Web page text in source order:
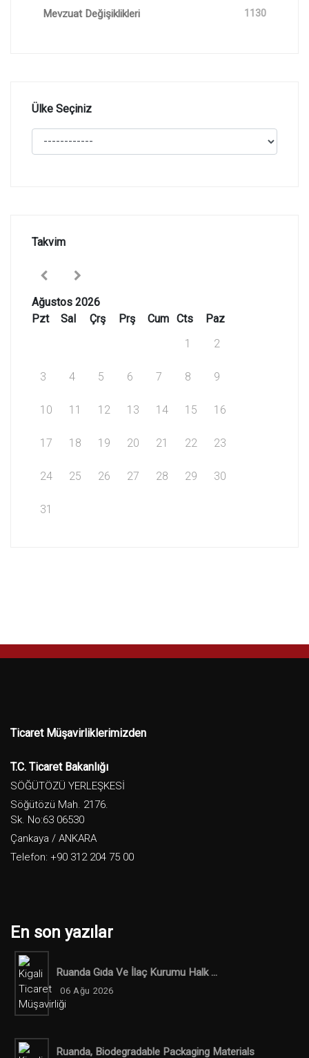
Mevzuat Değişiklikleri 1130
Ülke Seçiniz
Takvim
Ağustos 2026
Pzt
Sal Çrş Prş Cum Cts
Paz
1
2
3 4 5 6 7 8 9
10 11 12 13 14 15 16
17 18 19 20 21 22 23
24 25 26 27 28 29 30
31
Ticaret Müşavirliklerimizden
T.C. Ticaret Bakanlığı
SÖĞÜTÖZÜ YERLEŞKESİ
Söğütözü Mah. 2176.
Sk. No:63 06530
Çankaya / ANKARA
Telefon: +90 312 204 75 00
En son yazılar
Ruanda Gıda Ve İlaç Kurumu Halk ...
06 Ağu 2026
Ruanda, Biodegradable Packaging Materials